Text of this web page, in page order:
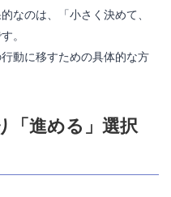
なのは、「小さく決めて、
。
動に移すための具体的な方
「進める」選択